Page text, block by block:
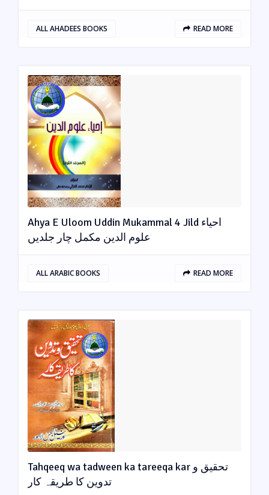
ALL AHADEES BOOKS READ MORE
Ahya E Uloom Uddin Mukammal 4 Jild احیاء
علوم الدین مکمل چار جلدیں
ALL ARABIC BOOKS READ MORE
Tahqeeq wa tadween ka tareeqa kar تحقیق و
تدوین کا طریقہ کار